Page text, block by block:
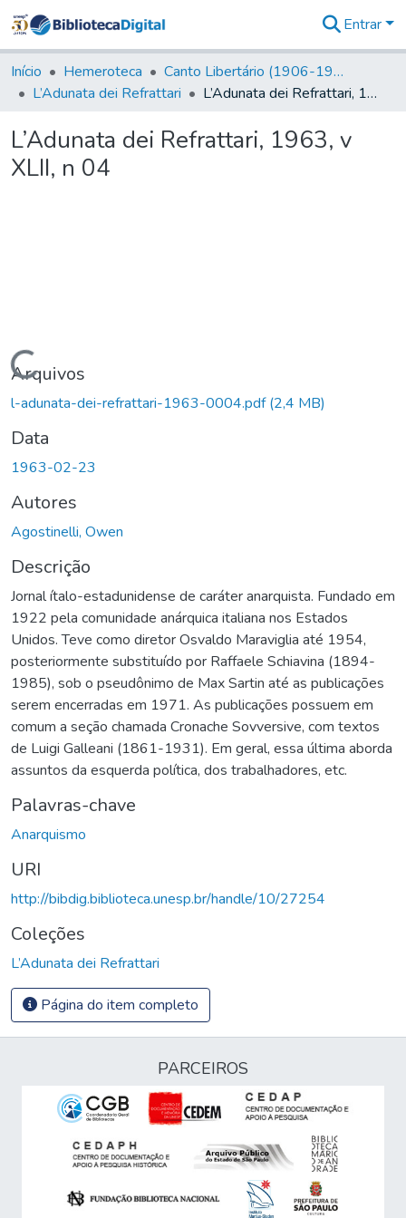
&
Coleções
Tudo na
Digital
Entrar
Início Hemeroteca
Canto Libertário (1906-1995)
L’Adunata dei Refrattari
L’Adunata dei Refrattari, 1963, v XLII, n 04
L’Adunata dei Refrattari, 1963, v
XLII, n 04
Carregando...
Arquivos
l-adunata-dei-refrattari-1963-0004.pdf(2,4 MB)
Data
1963-02-23
Autores
Agostinelli, Owen
Descrição
Jornal ítalo-estadunidense de caráter anarquista. Fundado em
1922 pela comunidade anárquica italiana nos Estados
Unidos. Teve como diretor Osvaldo Maraviglia até 1954,
posteriormente substituído por Raffaele Schiavina (1894-
1985), sob o pseudônimo de Max Sartin até as publicações
serem encerradas em 1971. As publicações possuem em
comum a seção chamada Cronache Sovversive, com textos
de Luigi Galleani (1861-1931). Em geral, essa última aborda
assuntos da esquerda política, dos trabalhadores, etc.
Palavras-chave
Anarquismo
URI
http://bibdig.biblioteca.unesp.br/handle/10/27254
Coleções
L’Adunata dei Refrattari
Página do item completo
PARCEIROS